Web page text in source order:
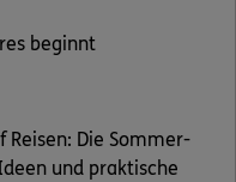
beginnt
Reisen: Die Sommer-
und praktische